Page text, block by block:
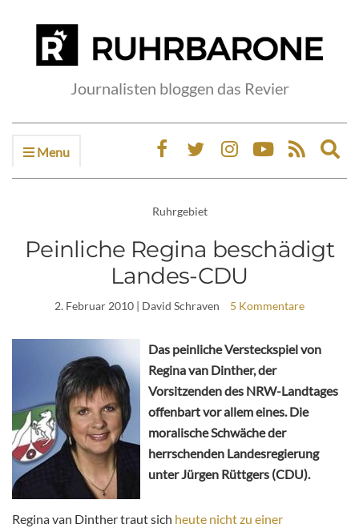
Journalisten bloggen das Revier
Menu
Ruhrgebiet
Peinliche Regina beschädigt
Landes-CDU
2. Februar 2010 | David Schraven 5 Kommentare
Das peinliche Versteckspiel von
Regina van Dinther, der
Vorsitzenden des NRW-Landtages
offenbart vor allem eines. Die
moralische Schwäche der
herrschenden Landesregierung
unter Jürgen Rüttgers (CDU).
Regina van Dinther traut sich heute nicht zu einer